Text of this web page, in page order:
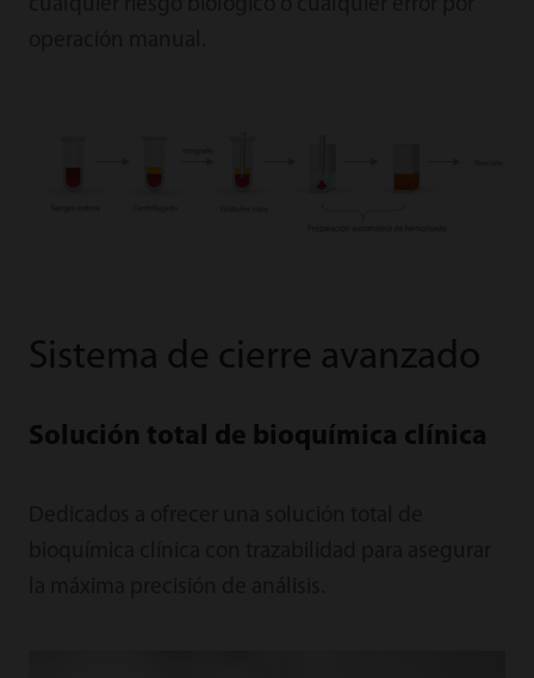
Sistema de cierre avanzado
Solución total de bioquímica clínica